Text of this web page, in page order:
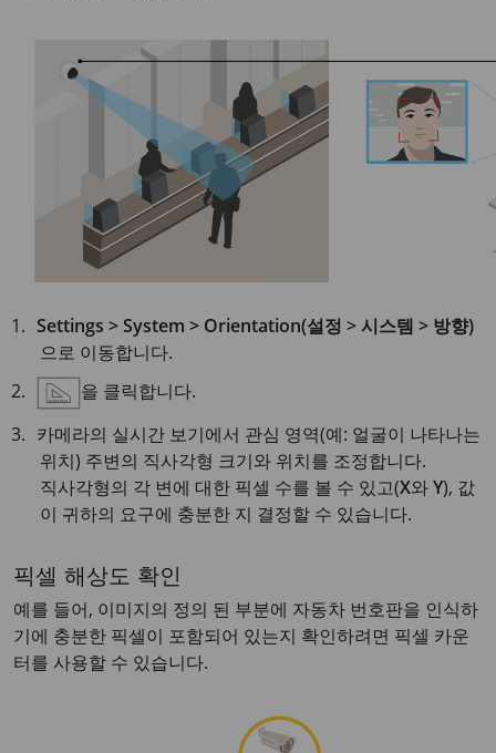
Settings > System > Orientation(설정 > 시스템 > 방향)
으로 이동합니다.
을 클릭합니다.
카메라의 실시간 보기에서 관심 영역(예: 얼굴이 나타나는
위치) 주변의 직사각형 크기와 위치를 조정합니다.
직사각형의 각 변에 대한 픽셀 수를 볼 수 있고(X와Y), 값
이 귀하의 요구에 충분한 지 결정할 수 있습니다.
픽셀 해상도 확인
예를 들어, 이미지의 정의 된 부분에 자동차 번호판을 인식하
기에 충분한 픽셀이 포함되어 있는지 확인하려면 픽셀 카운
터를 사용할 수 있습니다.